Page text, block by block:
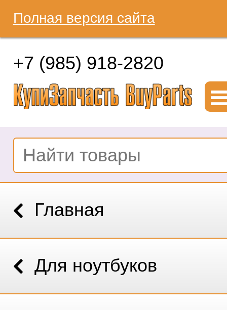
Полная версия сайта
+7 (985) 918-2820
Главная
Для ноутбуков